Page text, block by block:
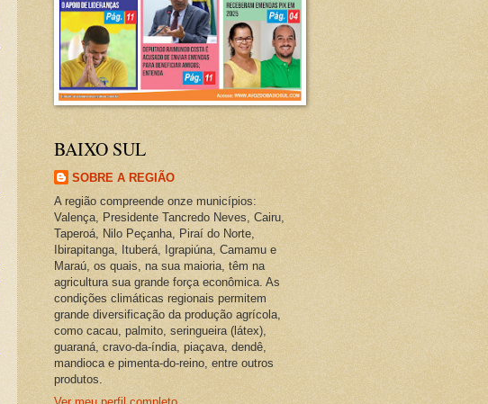
BAIXO SUL
SOBRE A REGIÃO
A região compreende onze municípios:
Valença, Presidente Tancredo Neves, Cairu,
Taperoá, Nilo Peçanha, Piraí do Norte,
Ibirapitanga, Ituberá, Igrapiúna, Camamu e
Maraú, os quais, na sua maioria, têm na
agricultura sua grande força econômica. As
condições climáticas regionais permitem
grande diversificação da produção agrícola,
como cacau, palmito, seringueira (látex),
guaraná, cravo-da-índia, piaçava, dendê,
mandioca e pimenta-do-reino, entre outros
produtos.